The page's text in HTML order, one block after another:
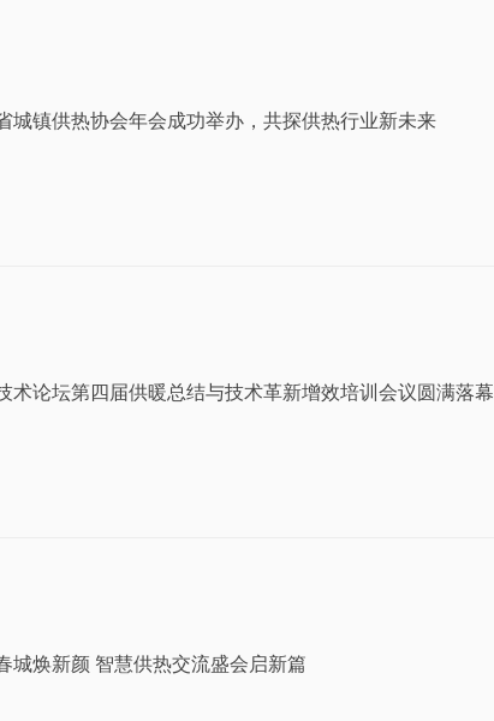
城镇供热协会年会成功举办，共探供热行业新未来
术论坛第四届供暖总结与技术革新增效培训会议圆满落幕
城焕新颜 智慧供热交流盛会启新篇